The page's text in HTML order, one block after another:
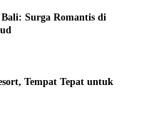
Surga Romantis di
Tempat Tepat untuk